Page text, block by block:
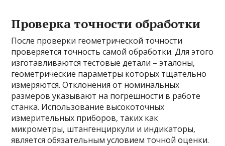
Проверка точности обработки
После проверки геометрической точности
проверяется точность самой обработки. Для этого
изготавливаются тестовые детали – эталоны,
геометрические параметры которых тщательно
измеряются. Отклонения от номинальных
размеров указывают на погрешности в работе
станка. Использование высокоточных
измерительных приборов, таких как
микрометры, штангенциркули и индикаторы,
является обязательным условием точной оценки.